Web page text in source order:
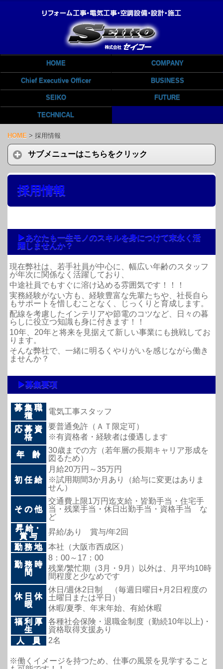
HOME COMPANY
Chief Executive Officer BUSINESS
SEIKO FUTURE
TECHNICAL
HOME > 採用情報
サブメニューはこちらをクリック
採用情報
▶あなたも一生モノのスキルを身につけて末永く活
躍しませんか？
現在弊社は、若手社員が中心に、幅広い年齢のスタッフ
が年次に関係なく活躍しており、
中途社員でもすぐに溶け込める雰囲気です！！！
実務経験がない方も、経験豊富な先輩たちや、社長自ら
もサポートを惜しむことなく、じっくりと育成します。
配線を考慮したインテリアや節電のコツなど、日々の暮
らしに役立つ知識も身に付きます！！
10年、20年と将来を見据えて新しい事業にも挑戦してお
ります。
そんな弊社で、一緒に明るくやりがいを感じながら働き
ませんか？
▶募集要項
募 集 職
種
電気工事スタッフ
応 募 資
格
要普通免許（ＡＴ限定可）
※有資格者・経験者は優遇します
年 齢
30歳までの方（若年層の長期キャリア形成を
図るため）
初 任 給
月給20万円～35万円
※試用期間3か月あり（給与に変更はありま
せん）
そ の 他
交通費上限1万円迄支給・皆勤手当・住宅手
当・残業手当・休日出勤手当・資格手当 な
ど
昇 給・
賞 与
昇給/あり 賞与/年2回
勤 務 地
本社（大阪市西成区）
勤 務 時
間
8：00～17：00
残業/繁忙期（3月・9月）以外は、月平均10時
間程度と少なめです
休 日 休
暇
休日/週休2日制 （毎週日曜日+月2日程度の
土曜日または平日）
休暇/夏季、年末年始、有給休暇
福 利 厚
生
各種社会保険・退職金制度（勤続10年以上)・
資格取得支援あり
人 員
2名
※働くイメージを持つため、仕事の風景を見学すること